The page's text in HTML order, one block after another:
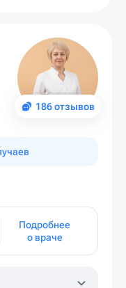
186 отзывов
Подробнее
о враче